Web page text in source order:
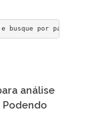
busque por palavra-
análise